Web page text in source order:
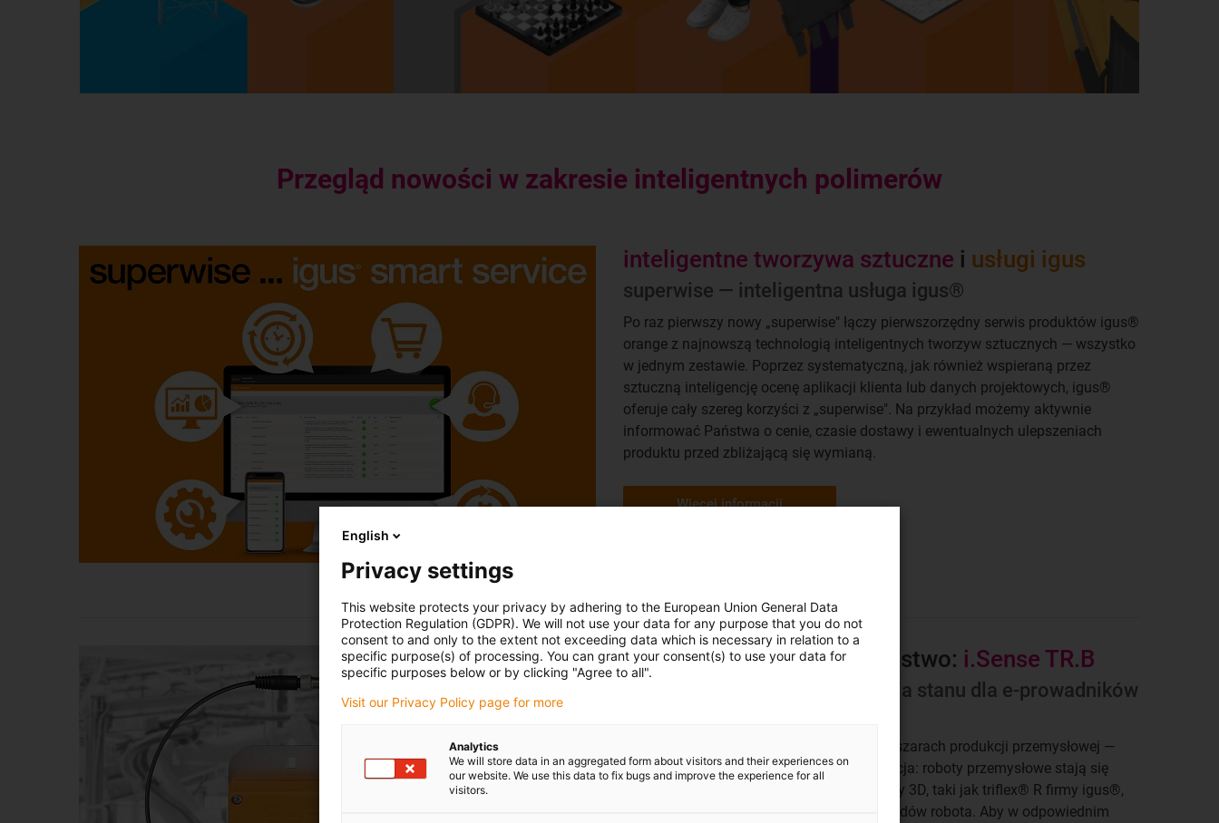
Przegląd nowości w zakresie inteligentnych polimerów
inteligentne tworzywa sztuczne i usługi igus
superwise — inteligentna usługa igus®
Po raz pierwszy nowy „superwise" łączy pierwszorzędny serwis produktów igus®
orange z najnowszą technologią inteligentnych tworzyw sztucznych — wszystko
w jednym zestawie. Poprzez systematyczną, jak również wspieraną przez
sztuczną inteligencję ocenę aplikacji klienta lub danych projektowych, igus®
oferuje cały szereg korzyści z „superwise". Na przykład możemy aktywnie
informować Państwa o cenie, czasie dostawy i ewentualnych ulepszeniach
produktu przed zbliżającą się wymianą.
Więcej informacji
Elastyczność i bezpieczeństwo: i.Sense TR.B
Pierwszy system monitorowania stanu dla e-prowadników
Roboty od dawna są niezbędne w wielu obszarach produkcji przemysłowej —
spawanie, malowanie, lutowanie i paletyzacja: roboty przemysłowe stają się
dynamiczne. Elastyczny prowadnik kablowy 3D, taki jak triflex® R firmy igus®,
umożliwia bezpieczne prowadzenie przewodów robota. Aby w odpowiednim
English
Privacy settings
This website protects your privacy by adhering to the European Union General Data
Protection Regulation (GDPR). We will not use your data for any purpose that you do not
consent to and only to the extent not exceeding data which is necessary in relation to a
specific purpose(s) of processing. You can grant your consent(s) to use your data for
specific purposes below or by clicking "Agree to all".
Visit our Privacy Policy page for more
Analytics
We will store data in an aggregated form about visitors and their experiences on
our website. We use this data to fix bugs and improve the experience for all
visitors.